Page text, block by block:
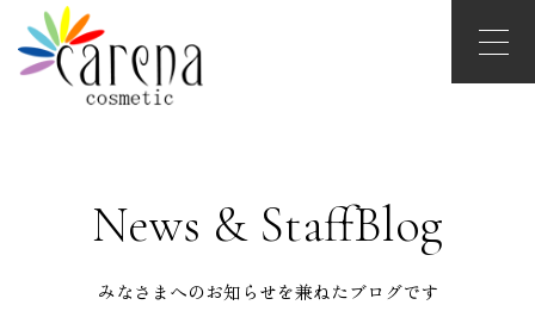
News & StaffBlog
みなさまへのお知らせを兼ねたブログです